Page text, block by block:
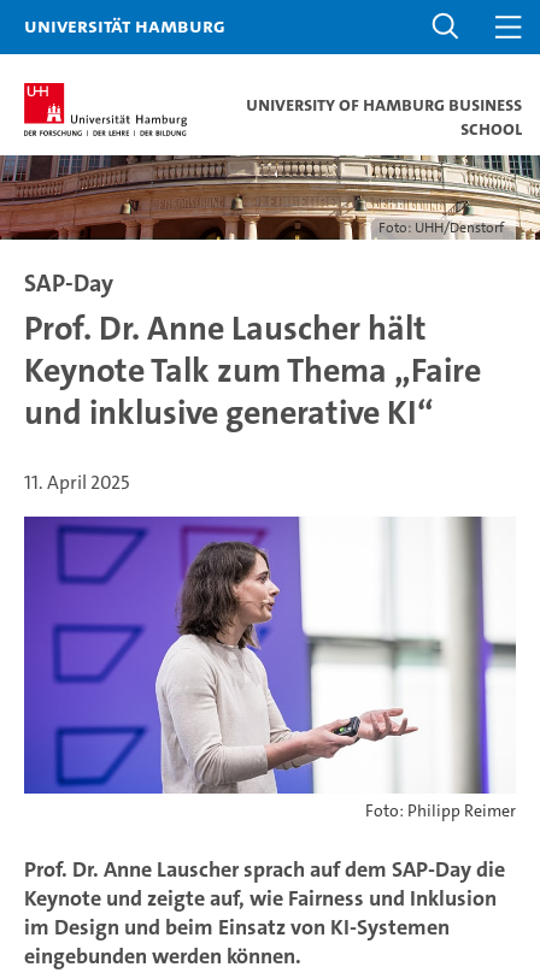
Universität Hamburg
University of Hamburg Business
School
Foto: UHH/Denstorf
SAP-Day
Prof. Dr. Anne Lauscher hält
Keynote Talk zum Thema „Faire
und inklusive generative KI“
11. April 2025
Foto: Philipp Reimer
Prof. Dr. Anne Lauscher sprach auf dem SAP-Day die
Keynote und zeigte auf, wie Fairness und Inklusion
im Design und beim Einsatz von KI-Systemen
eingebunden werden können.